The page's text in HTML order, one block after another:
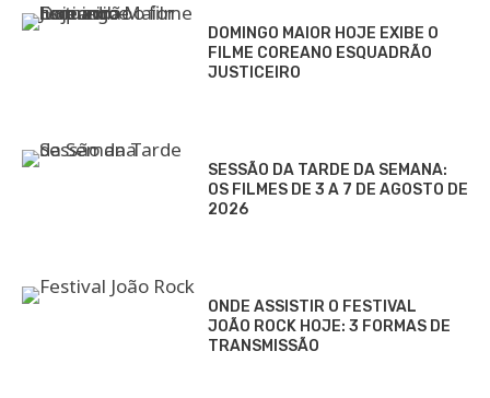
DOMINGO MAIOR HOJE EXIBE O
FILME COREANO ESQUADRÃO
JUSTICEIRO
SESSÃO DA TARDE DA SEMANA:
OS FILMES DE 3 A 7 DE AGOSTO DE
2026
ONDE ASSISTIR O FESTIVAL
JOÃO ROCK HOJE: 3 FORMAS DE
TRANSMISSÃO